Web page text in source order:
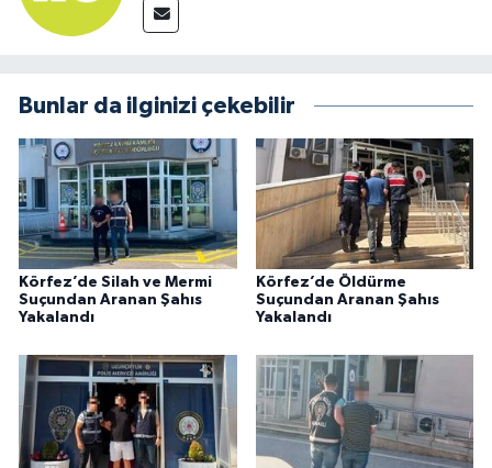
Bunlar da ilginizi çekebilir
Körfez’de Silah ve Mermi
Suçundan Aranan Şahıs
Yakalandı
Körfez’de Öldürme
Suçundan Aranan Şahıs
Yakalandı